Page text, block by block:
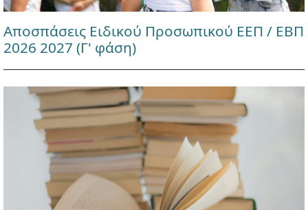
Αποσπάσεις Ειδικού Προσωπικού ΕΕΠ / ΕΒΠ
2026 2027 (Γ' φάση)